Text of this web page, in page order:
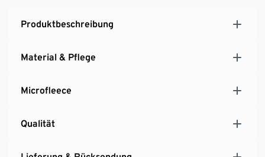
Produktbeschreibung
Material & Pflege
Microfleece
Qualität